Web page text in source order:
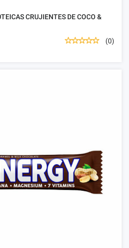
CRUJIENTES DE COCO &
(0)